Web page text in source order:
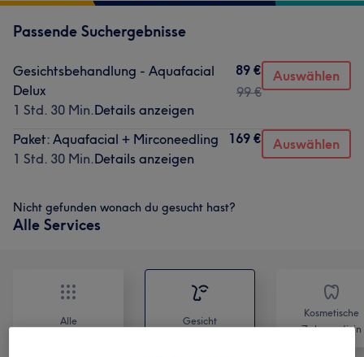
Passende Suchergebnisse
Gesichtsbehandlung - Aquafacial
Delux
1 Std. 30 Min.Details anzeigen
89 €
99 €
Auswählen
Paket: Aquafacial + Mirconeedling
1 Std. 30 Min.Details anzeigen
169 € Auswählen
Nicht gefunden wonach du gesucht hast?
Alle Services
Alle Gesicht
Kosmetische
Zahnmedizin